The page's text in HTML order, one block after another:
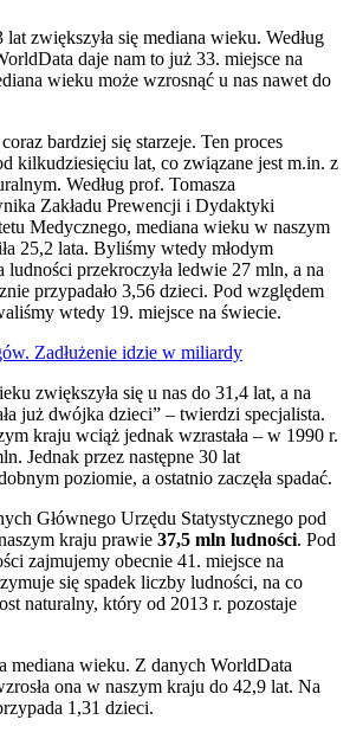
zwiększyła się mediana wieku. Według
daje nam to już 33. miejsce na
wieku może wzrosnąć u nas nawet do
bardziej się starzeje. Ten proces
kilkudziesięciu lat, co związane jest m.in. z
Według prof. Tomasza
Zakładu Prewencji i Dydaktyki
Medycznego, mediana wieku w naszym
25,2 lata. Byliśmy wtedy młodym
ludności przekroczyła ledwie 27 mln, a na
przypadało 3,56 dzieci. Pod względem
wtedy 19. miejsce na świecie.
Zadłużenie idzie w miliardy
zwiększyła się u nas do 31,4 lat, a na
już dwójka dzieci” – twierdzi specjalista.
kraju wciąż jednak wzrastała – w 1990 r.
Jednak przez następne 30 lat
poziomie, a ostatnio zaczęła spadać.
Głównego Urzędu Statystycznego pod
kraju prawie 37,5 mln ludności. Pod
zajmujemy obecnie 41. miejsce na
się spadek liczby ludności, na co
naturalny, który od 2013 r. pozostaje
mediana wieku. Z danych WorldData
ona w naszym kraju do 42,9 lat. Na
1,31 dzieci.